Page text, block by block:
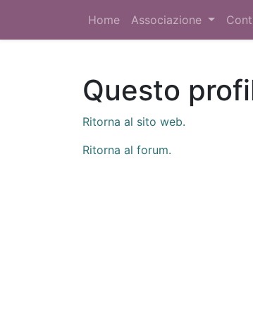
Home Associazione
Questo
Ritorna al sito web.
Ritorna al forum.